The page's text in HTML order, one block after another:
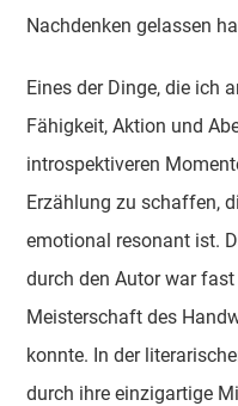
Nachdenken gelassen
Eines der Dinge, die ich
Fähigkeit, Aktion und
introspektiveren
Erzählung zu schaffen,
emotional resonant ist.
durch den Autor war
Meisterschaft des
konnte. In der
durch ihre einzigartige